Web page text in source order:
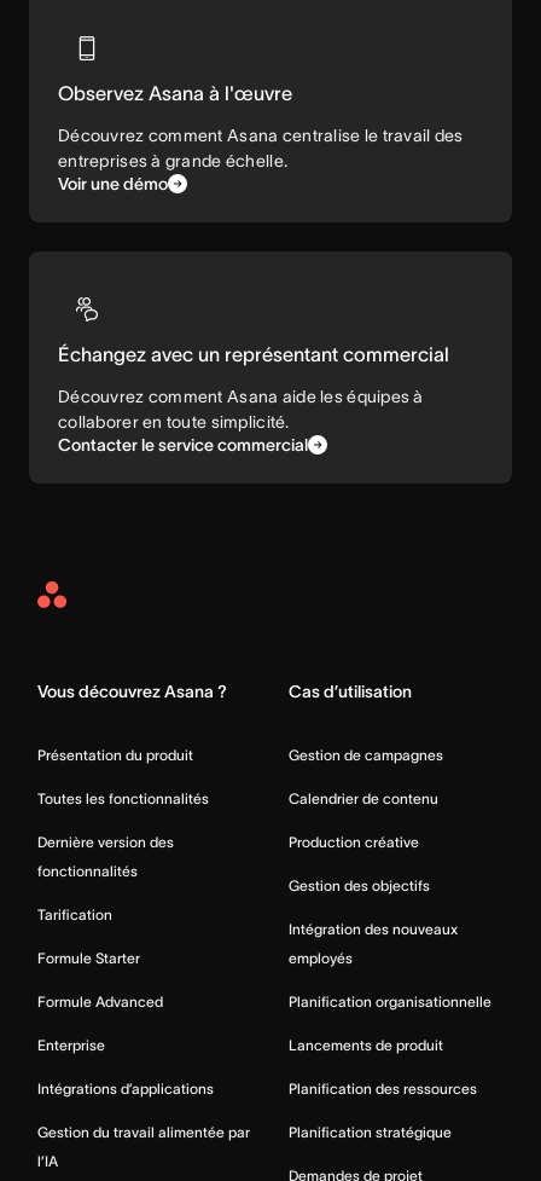
Observez Asana à l'œuvre
Découvrez comment Asana centralise le travail des
entreprises à grande échelle.
Voir une démo
Échangez avec un représentant commercial
Découvrez comment Asana aide les équipes à
collaborer en toute simplicité.
Contacter le service commercial
Asana
Vous découvrez Asana ?
Présentation du produit
Toutes les fonctionnalités
Dernière version des
fonctionnalités
Tarification
Formule Starter
Formule Advanced
Enterprise
Intégrations d’applications
Gestion du travail alimentée par
l’IA
Cas d’utilisation
Gestion de campagnes
Calendrier de contenu
Production créative
Gestion des objectifs
Intégration des nouveaux
employés
Planification organisationnelle
Lancements de produit
Planification des ressources
Planification stratégique
Demandes de projet